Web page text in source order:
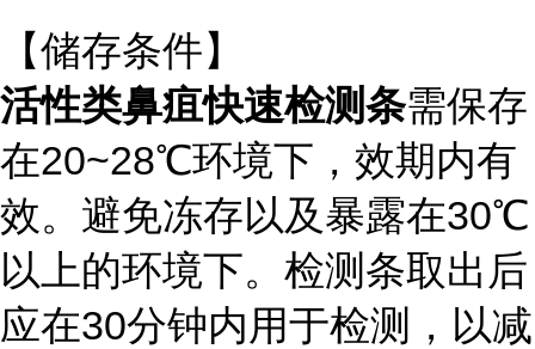
【储存条件】
活性类鼻疽快速检测条需保存
在20~28℃环境下，效期内有
效。避免冻存以及暴露在30℃
以上的环境下。检测条取出后
应在30分钟内用于检测，以减